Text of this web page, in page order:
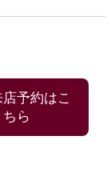
店予約はこ
ちら